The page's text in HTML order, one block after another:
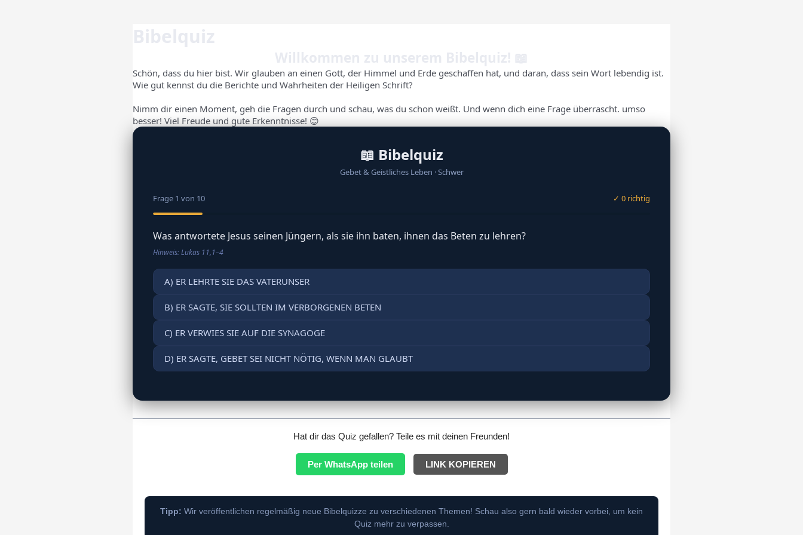
Schön, dass du hier bist. Wir glauben an einen Gott, der Himmel und Erde geschaffen hat, und daran, dass sein Wort lebendig ist.
Wie gut kennst du die Berichte und Wahrheiten der Heiligen Schrift?
Nimm dir einen Moment, geh die Fragen durch und schau, was du schon weißt. Und wenn dich eine Frage überrascht. umso
besser! Viel Freude und gute Erkenntnisse! 😊
📖 Bibelquiz
Gebet & Geistliches Leben · Schwer
Frage 1 von 10 ✓ 0 richtig
Was antwortete Jesus seinen Jüngern, als sie ihn baten, ihnen das Beten zu lehren?
Hinweis: Lukas 11,1–4
A) ER LEHRTE SIE DAS VATERUNSER
B) ER SAGTE, SIE SOLLTEN IM VERBORGENEN BETEN
C) ER VERWIES SIE AUF DIE SYNAGOGE
D) ER SAGTE, GEBET SEI NICHT NÖTIG, WENN MAN GLAUBT
Hat dir das Quiz gefallen? Teile es mit deinen Freunden!
Per WhatsApp teilen LINK KOPIEREN
Tipp: Wir veröffentlichen regelmäßig neue Bibelquizze zu verschiedenen Themen! Schau also gern bald wieder vorbei, um kein
Quiz mehr zu verpassen.